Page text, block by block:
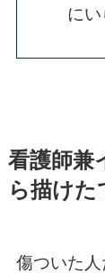
に
看護師兼
ら描け
傷ついた人